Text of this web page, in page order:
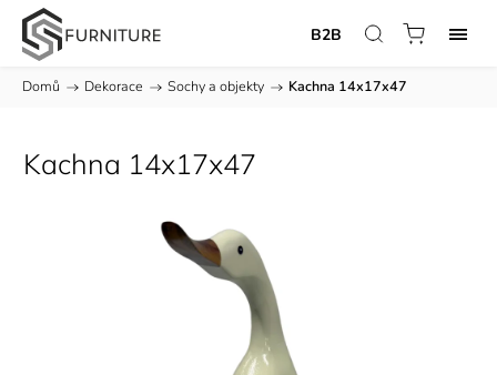
B2B
Domů / Dekorace / Sochy a objekty / Kachna 14x17x47
Kachna 14x17x47